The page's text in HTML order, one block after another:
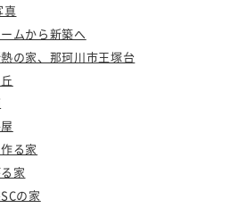
真
ムから新築へ
の家、那珂川市王塚台
る家
家
の家